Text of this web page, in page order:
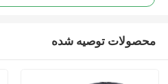
محصولات توصیه شده